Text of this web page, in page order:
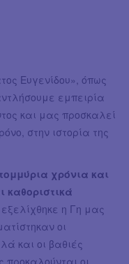
Ευγενίδου», όπως
εμπειρία
και μας προσκαλεί
στην ιστορία της
χρόνια και
καθοριστικά
η Γη μας
οι
και οι βαθιές